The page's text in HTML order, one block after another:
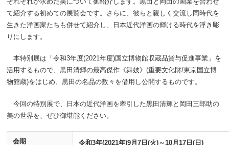
て紹介する初めての展覧会です。さらに、彼らと親しく交流し同時代を
生きた洋画家たちも併せて紹介し、日本近代洋画の輝ける時代を浮き彫
りにします。
本特別展は「令和3年度(2021年度)国立博物館収蔵品貸与促進事業」を
活用するもので、黒田清輝の最高傑作《舞妓》(重要文化財/東京国立博
物館蔵)をはじめ、黒田の名品の数々を借用し公開するものです。
今回の特別展で、日本の近代洋画を牽引した黒田清輝と岡田三郎助の
美の世界を、ぜひ御堪能ください。
会期 令和3年(2021年)9月7日(火)～10月17日(日)